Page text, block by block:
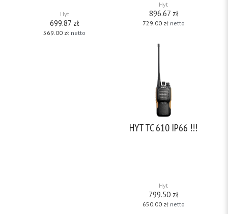
Hyt
699.87 zł
569.00 zł netto
Hyt
896.67 zł
729.00 złnetto
HYT TC 610 IP66 !!!
Hyt
799.50 zł
650.00 złnetto